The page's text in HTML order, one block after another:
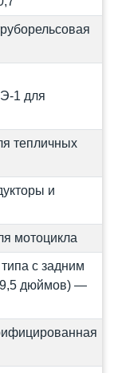
1 для
тепличных
и
мотоцикла
типа с задним
9,5 дюймов) —